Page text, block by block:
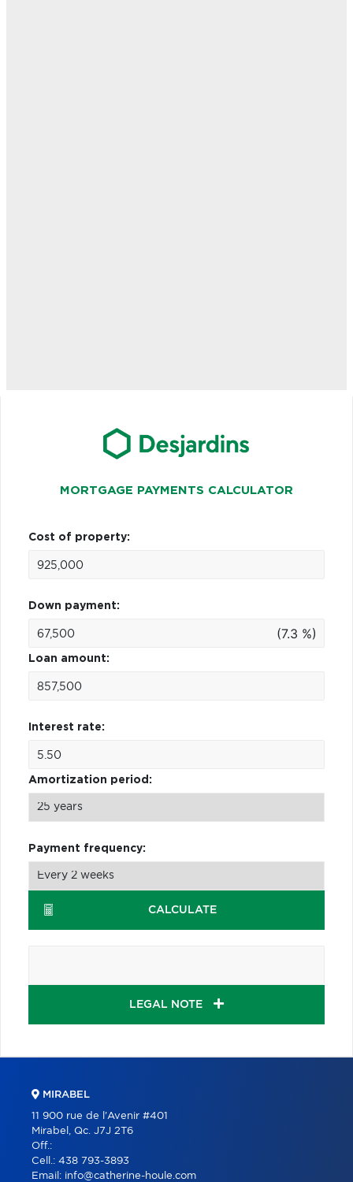
MORTGAGE PAYMENTS CALCULATOR
Cost of property:
Down payment:
(7.3 %)
Loan amount:
Interest rate:
Amortization period:
Payment frequency:
CALCULATE
LEGAL NOTE
MIRABEL
11 900 rue de l'Avenir #401
Mirabel, Qc. J7J 2T6
Off.:
Cell.: 438 793-3893
Email: info@catherine-houle.com